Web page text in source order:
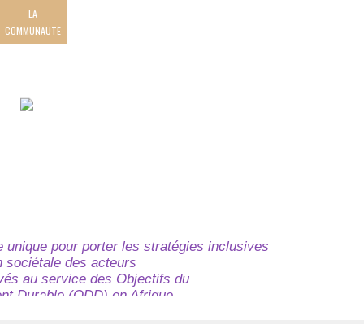
LA
COMMUNAUTE
unique pour porter les stratégies inclusives
sociétale des acteurs
au service des Objectifs du
Durable (ODD) en Afrique.